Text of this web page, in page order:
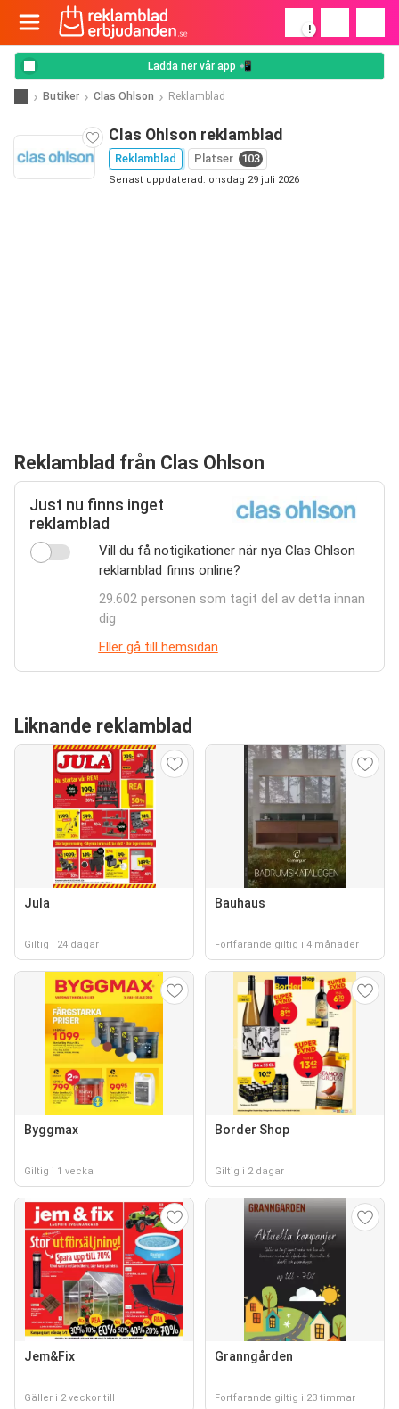
!
Ladda ner vår app 📲
Butiker Clas Ohlson Reklamblad
Clas Ohlson reklamblad
Reklamblad Platser 103
Senast uppdaterad: onsdag 29 juli 2026
Reklamblad från Clas Ohlson
Just nu finns inget
reklamblad
Vill du få notigikationer när nya Clas Ohlson
reklamblad finns online?
29.602 personen som tagit del av detta innan
dig
Eller gå till hemsidan
Liknande reklamblad
Jula
Giltig i 24 dagar
Bauhaus
Fortfarande giltig i 4 månader
Byggmax
Giltig i 1 vecka
Border Shop
Giltig i 2 dagar
Jem&Fix
Gäller i 2 veckor till
Granngården
Fortfarande giltig i 23 timmar